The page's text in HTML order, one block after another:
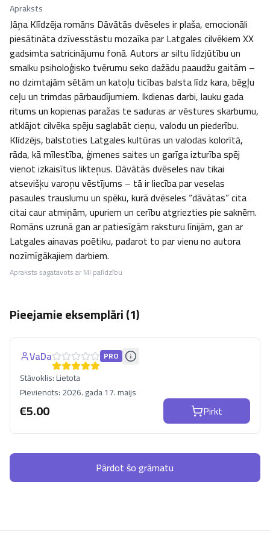
Apraksts
Jāņa Klīdzēja romāns Dāvātās dvēseles ir plaša, emocionāli
piesātināta dzīvesstāstu mozaīka par Latgales cilvēkiem XX
gadsimta satricinājumu fonā. Autors ar siltu līdzjūtību un
smalku psiholoģisko tvērumu seko dažādu paaudžu gaitām –
no dzimtajām sētām un katoļu ticības balsta līdz kara, bēgļu
ceļu un trimdas pārbaudījumiem. Ikdienas darbi, lauku gada
ritums un kopienas paražas te saduras ar vēstures skarbumu,
atklājot cilvēka spēju saglabāt cieņu, valodu un piederību.
Klīdzējs, balstoties Latgales kultūras un valodas kolorītā,
rāda, kā mīlestība, ģimenes saites un garīga izturība spēj
vienot izkaisītus likteņus. Dāvātās dvēseles nav tikai
atsevišķu varoņu vēstījums – tā ir liecība par veselas
pasaules trauslumu un spēku, kurā dvēseles “dāvātas” cita
citai caur atmiņām, upuriem un cerību atgriezties pie saknēm.
Romāns uzrunā gan ar patiesīgām raksturu līnijām, gan ar
Latgales ainavas poētiku, padarot to par vienu no autora
nozīmīgākajiem darbiem.
Apraksts sagatavots ar MI palīdzību
Pieejamie eksemplāri (1)
VaDa PRO
Stāvoklis:Lietota
Pievienots:2026. gada 17. maijs
€5.00 Pirkt
Pārdot šo grāmatu